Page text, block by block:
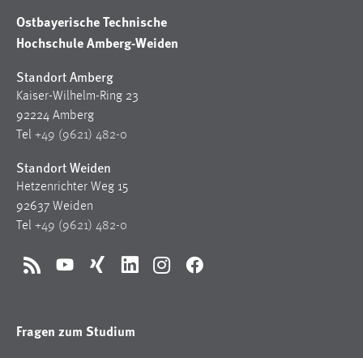
Ostbayerische Technische
Hochschule Amberg-Weiden
Standort Amberg
Kaiser-Wilhelm-Ring 23
92224 Amberg
Tel +49 (9621) 482-0
Standort Weiden
Hetzenrichter Weg 15
92637 Weiden
Tel +49 (9621) 482-0
RSS YouTubeXing LinkedInInstagramFacebook
Fragen zum Studium